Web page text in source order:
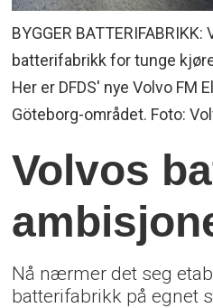
BYGGER
batterifabrikk for tunge
Her er DFDS' nye Volvo FM
Göteborg-området. Foto:
Volvos
Nå nærmer det seg
batterifabrikk på egnet